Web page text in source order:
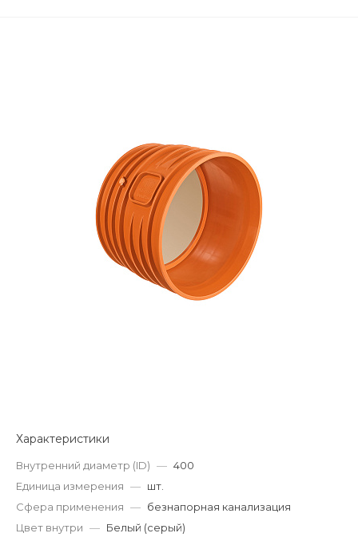
Характеристики
Внутренний диаметр (ID) — 400
Единица измерения — шт.
Сфера применения — безнапорная канализация
Цвет внутри — Белый (серый)